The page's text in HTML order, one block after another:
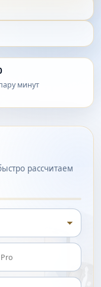
минут
рассчитаем